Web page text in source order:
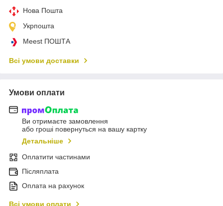
Нова Пошта
Укрпошта
Meest ПОШТА
Всі умови доставки
Умови оплати
Ви отримаєте замовлення
або гроші повернуться на вашу картку
Детальніше
Оплатити частинами
Післяплата
Оплата на рахунок
Всі умови оплати